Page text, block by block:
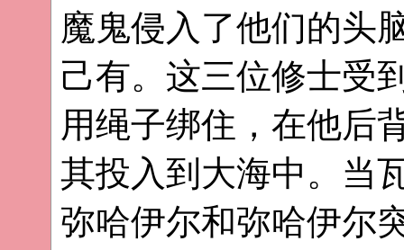
魔鬼侵入了他们的头
己有。这三位修士受
用绳子绑住，在他后
其投入到大海中。当
弥哈伊尔和弥哈伊尔